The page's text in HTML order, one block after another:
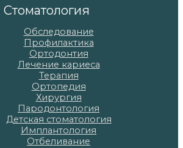
Стоматология
Обследование
Профилактика
Ортодонтия
Лечение кариеса
Терапия
Ортопедия
Хирургия
Пародонтология
Детская стоматология
Имплантология
Отбеливание